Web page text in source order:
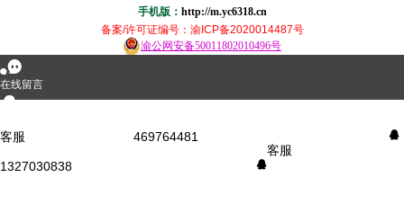
手机版： http://m.yc6318.cn
备案/许可证编号：渝ICP备2020014487号
渝公网安备50011802010496号
󰂮
在线留言
󰇇
客服 469764481 󰇇
客服
1327030838
󰇇󰄸